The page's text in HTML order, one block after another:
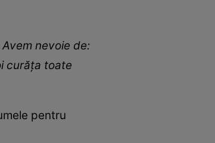
nevoie de:
curăța toate
pentru